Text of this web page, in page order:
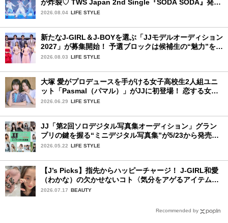
が炸裂♡ TWS Japan 2nd Single『SODA SODA』発売
記念SPECIAL SHOWCASEを詳細レポ
2026.08.04 LIFE STYLE
新たなJ-GIRL＆J-BOYを選ぶ「JJモデルオーディション
2027」が募集開始！ 予選ブロックは候補生の“魅力”を重
視した「新システム」に変わります
2026.08.03 LIFE STYLE
大塚 愛がプロデュースを手がける女子高校生2人組ユニ
ット「Pasmal（パマル）」がJJに初登場！ 恋する女の
コのキュンキュンする感情を歌った最新曲「BULL」を
2026.06.29 LIFE STYLE
JJ「第2回ソロデジタル写真集オーディション」グラン
プリの鍵を握る“ミニデジタル写真集”が5/23から発売！
ファイナリストの個性あふれる18冊
2026.05.22 LIFE STYLE
【J’s Picks】指先からハッピーチャージ！ J-GIRL和愛
（わかな）の欠かせないコト〈気分をアゲるアイテム＆
ルーティーン〉
2026.07.17 BEAUTY
Recommended by